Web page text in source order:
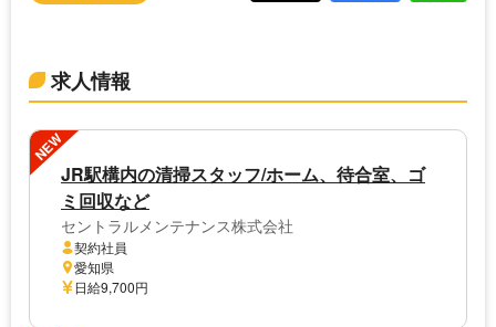
求人情報
NEW
JR駅構内の清掃スタッフ/ホーム、待合室、ゴ
ミ回収など
セントラルメンテナンス株式会社
契約社員
愛知県
日給9,700円